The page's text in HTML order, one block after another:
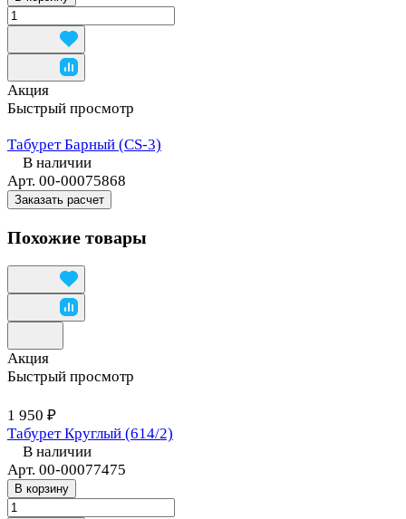
Акция
Быстрый просмотр
Табурет Барный (CS-3)
В наличии
Арт. 00-00075868
Заказать расчет
Похожие товары
Акция
Быстрый просмотр
1 950 ₽
Табурет Круглый (614/2)
В наличии
Арт. 00-00077475
В корзину